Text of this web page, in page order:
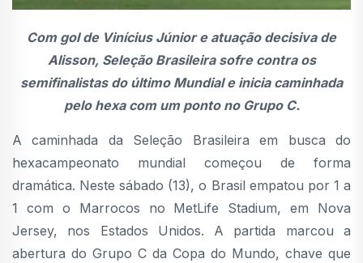
Com gol de Vinícius Júnior e atuação decisiva de
Alisson, Seleção Brasileira sofre contra os
semifinalistas do último Mundial e inicia caminhada
pelo hexa com um ponto no Grupo C.
A caminhada da Seleção Brasileira em busca do
hexacampeonato mundial começou de forma
dramática. Neste sábado (13), o Brasil empatou por 1 a
1 com o Marrocos no MetLife Stadium, em Nova
Jersey, nos Estados Unidos. A partida marcou a
abertura do Grupo C da Copa do Mundo, chave que